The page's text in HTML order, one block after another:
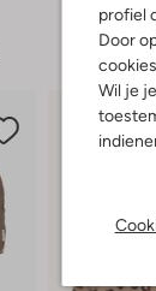
profiel
Door
Wil je